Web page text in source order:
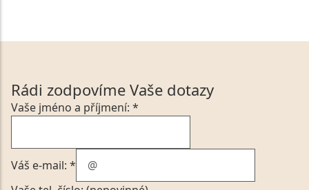
Rádi zodpovíme Vaše dotazy
Vaše jméno a příjmení: *
Váš e-mail: *